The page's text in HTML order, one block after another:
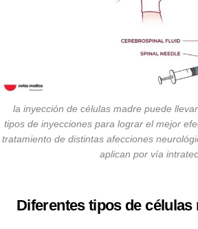
la inyección de células madre puede
tipos de inyecciones para lograr el mejor
tratamiento de distintas afecciones
aplican por vía
Diferentes tipos de células